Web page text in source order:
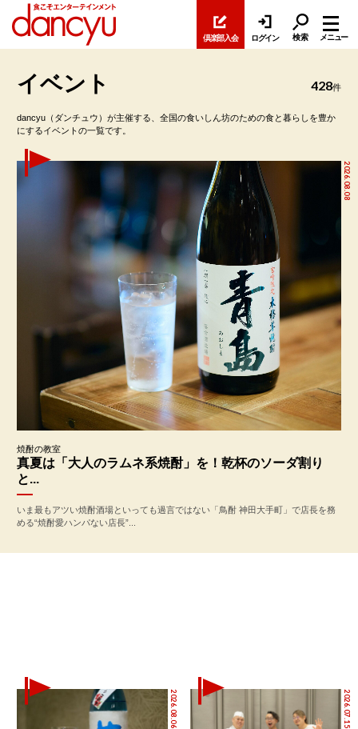
倶楽部入会 ログイン 検索 メニュー
イベント
dancyu（ダンチュウ）が主催する、全国の食いしん坊のための食と暮らしを豊か
にするイベントの一覧です。
428件
2026.08.08
焼酎の教室
真夏は「大人のラムネ系焼酎」を！乾杯のソーダ割り
と...
いま最もアツい焼酎酒場といっても過言ではない「鳥酎 神田大手町」で店長を務
める“焼酎愛ハンパない店長”...
2026.08.06 2026.07.15